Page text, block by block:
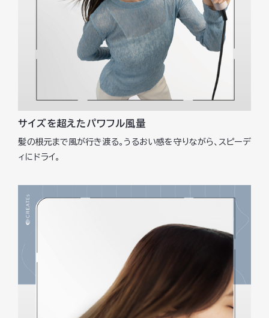
サイズを超えたパワフル風量
髪の根元まで風が行き渡る。うるおい感を守りながら、スピーデ
ィにドライ。